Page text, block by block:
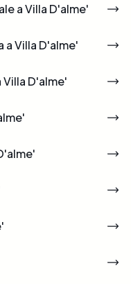
a Villa D'alme'
a Villa D'alme'
D'alme'